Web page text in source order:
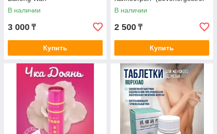
В наличии
3 000 ₸
Купить
and Quinestrol) 5 табл.
В наличии
2 500 ₸
Купить